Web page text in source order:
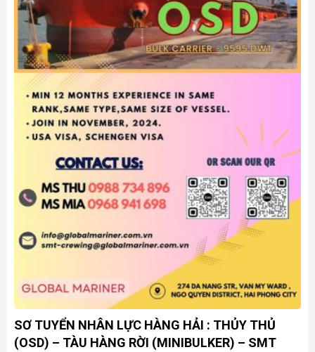
SƠ TUYỂN NHÂN LỰC HÀNG HẢI : THỦY THỦ
(OSD) – TÀU HÀNG RỜI (MINIBULKER) – SMT